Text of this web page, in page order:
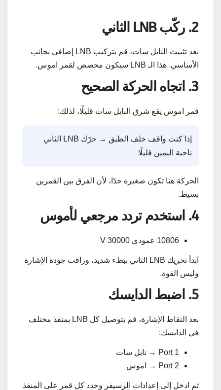
2. ركّب LNB الثاني
بعد تثبيت النايل سات، قم بتركيب LNB إضافي بجانب
الأساسي. هذا الـ LNB سيكون مخصص لقمر اموس.
3. اتجاه الحركة الصحيح
قمر اموس يقع شرق النايل سات قليلًا، لذلك:
إذا كنت واقف خلف الطبق → حرّك LNB الثاني
ناحية اليمين قليلًا
الحركة هنا تكون صغيرة جدًا، لأن الفرق بين القمرين
بسيط.
4. استخدم تردد مرجعي لأموس
10806 عمودي V 30000
ابدأ تحريك LNB الثاني ببطء شديد، وراقب جودة الإشارة
وليس القوة.
5. اضبط الدايسك
بعد التقاط الإشارة، قم بتوصيل كل LNB بمنفذ مختلف
في الدايسك:
Port 1 → نايل سات
Port 2 → اموس
ثم ادخل إلى إعدادات الرسيفر وحدد كل قمر على المنفذ